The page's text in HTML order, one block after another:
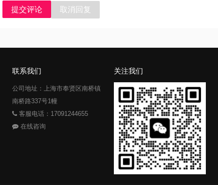
提交评论 取消回复
联系我们
公司地址：上海市奉贤区南桥镇
南桥路337号1幢
客服电话：17091244655
在线咨询
关注我们